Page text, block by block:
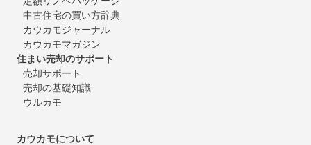
中古住宅の買い方辞典
カウカモジャーナル
カウカモマガジン
住まい売却のサポート
売却サポート
売却の基礎知識
ウルカモ
カウカモについて